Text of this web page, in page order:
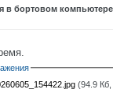
в бортовом
(94.9